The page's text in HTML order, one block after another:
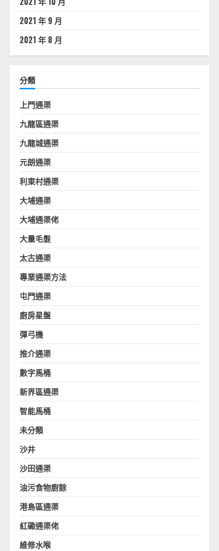
2021 年 9 月
2021 年 8 月
分類
上門通渠
九龍區通渠
九龍城通渠
元朗通渠
利東村通渠
大埔通渠
大埔通渠佬
大量毛髮
太古通渠
專業通渠方法
屯門通渠
廚房星盤
彈弓機
推介通渠
數字馬桶
新界區通渠
智能馬桶
未分類
沙井
沙田通渠
油污食物廚餘
港島區通渠
紅磡通渠佬
維修水喉